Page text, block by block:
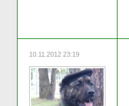
10.11.2012 23:19